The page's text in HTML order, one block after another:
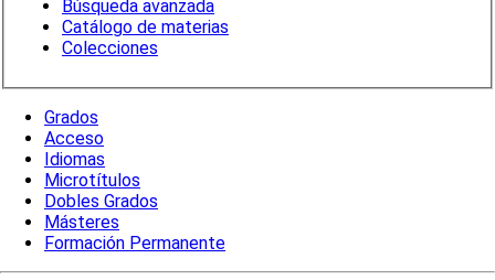
Búsqueda avanzada
Catálogo de materias
Colecciones
Grados
Acceso
Idiomas
Microtítulos
Dobles Grados
Másteres
Formación Permanente